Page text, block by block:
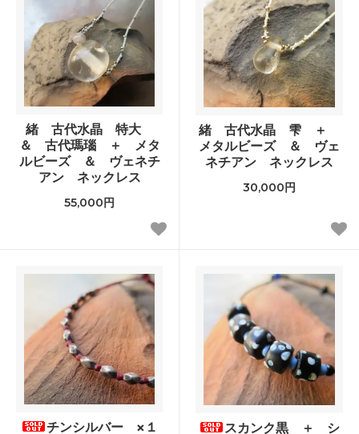
緒 古代水晶 特大
＆ 古代瑪瑙 ＋ メタ
ルビーズ ＆ ヴェネチ
アン ネックレス
55,000円
緒 古代水晶 雫 ＋
メタルビーズ ＆ ヴェ
ネチアン ネックレス
30,000円
チンシルバー ×１ スカンク黒 ＋ シ